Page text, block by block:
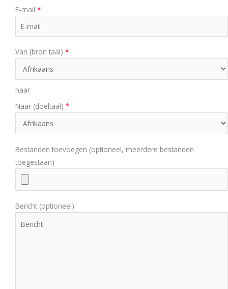
E-mail *
Van (bron taal) *
naar
Naar (doeltaal) *
Bestanden toevoegen (optioneel, meerdere bestanden
toegestaan)
Bericht (optioneel)